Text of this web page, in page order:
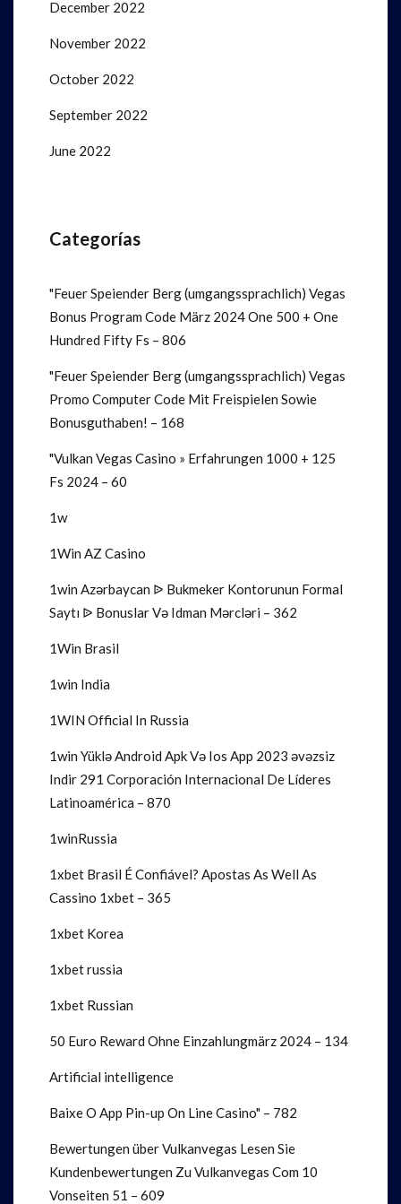
December 2022
November 2022
October 2022
September 2022
June 2022
Categorías
"Feuer Speiender Berg (umgangssprachlich) Vegas
Bonus Program Code März 2024 One 500 + One
Hundred Fifty Fs – 806
"Feuer Speiender Berg (umgangssprachlich) Vegas
Promo Computer Code Mit Freispielen Sowie
Bonusguthaben! – 168
"Vulkan Vegas Casino » Erfahrungen 1000 + 125
Fs 2024 – 60
1w
1Win AZ Casino
1win Azərbaycan ᐉ Bukmeker Kontorunun Formal
Saytı ᐉ Bonuslar Və Idman Mərcləri – 362
1Win Brasil
1win India
1WIN Official In Russia
1win Yüklə Android Apk Və Ios App 2023 əvəzsiz
Indir 291 Corporación Internacional De Líderes
Latinoamérica – 870
1winRussia
1xbet Brasil É Confiável? Apostas As Well As
Cassino 1xbet – 365
1xbet Korea
1xbet russia
1xbet Russian
50 Euro Reward Ohne Einzahlung️märz 2024 – 134
Artificial intelligence
Baixe O App Pin-up On Line Casino" – 782
Bewertungen über Vulkanvegas Lesen Sie
Kundenbewertungen Zu Vulkanvegas Com 10
Vonseiten 51 – 609